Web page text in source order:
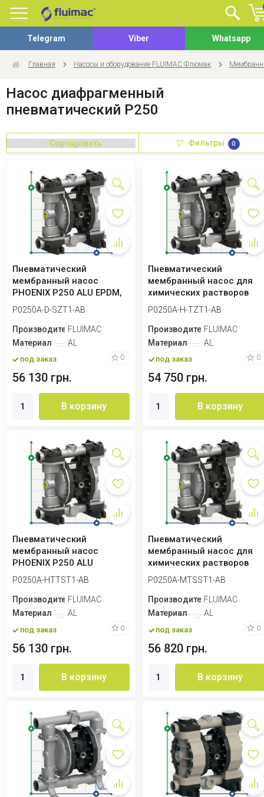
Telegram Viber Whatsapp
Главная Насосы и оборудование FLUIMAC Флюмак
Насоc диафрагменный
пневматический P250
Фильтры 0
Пневматический
мембранный насос
PHOENIX P250 ALU EPDM,
250 л/мин для химическ...
P0250A-D-SZT1-AB
ПроизводительFLUIMAC
Материал
AL
под заказ 0
56 130 грн.
В корзину
Пневматический
мембранный насос для
химических растворов
PHOENIX P250 ALU HYT...
P0250A-H-TZT1-AB
ПроизводительFLUIMAC
Материал
AL
под заказ 0
54 750 грн.
В корзину
Пневматический
мембранный насос
PHOENIX P250 ALU
HYTREL+PTFE, 250 л/мин
для х...
P0250A-HTTST1-AB
ПроизводительFLUIMAC
Материал
AL
под заказ 0
56 130 грн.
В корзину
Пневматический
мембранный насос для
химических растворов
PHOENIX P250 ALU SAN...
P0250A-MTSST1-AB
ПроизводительFLUIMAC
Материал
AL
под заказ 0
56 820 грн.
В корзину